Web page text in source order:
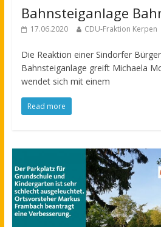
Bahnsteiganlage
17.06.2020 CDU-Fraktion Kerpen
Die Reaktion einer Sindorfer
Bahnsteiganlage greift Michaela
wendet sich mit einem
Read more